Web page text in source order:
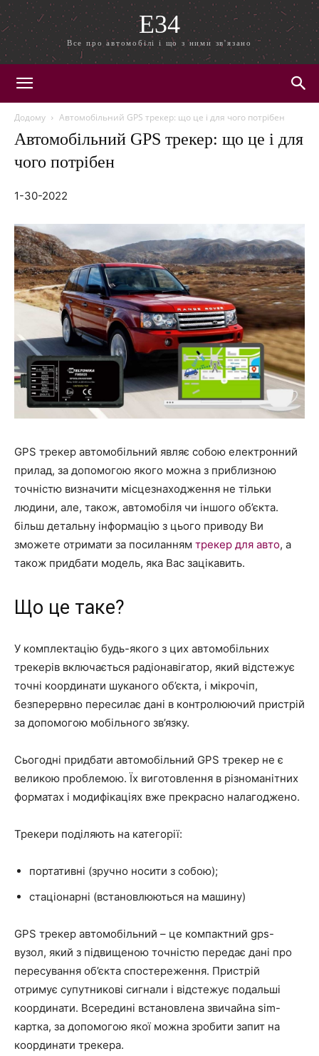
E34
Все про автомобілі і що з ними зв'язано
Додому Автомобільний GPS трекер: що це і для чого потрібен
Автомобільний GPS трекер: що це і для
чого потрібен
1-30-2022
GPS трекер автомобільний являє собою електронний
прилад, за допомогою якого можна з приблизною
точністю визначити місцезнаходження не тільки
людини, але, також, автомобіля чи іншого об’єкта.
більш детальну інформацію з цього приводу Ви
зможете отримати за посиланням трекер для авто, а
також придбати модель, яка Вас зацікавить.
Що це таке?
У комплектацію будь-якого з цих автомобільних
трекерів включається радіонавігатор, який відстежує
точні координати шуканого об’єкта, і мікрочіп,
безперервно пересилає дані в контролюючий пристрій
за допомогою мобільного зв’язку.
Сьогодні придбати автомобільний GPS трекер не є
великою проблемою. Їх виготовлення в різноманітних
форматах і модифікаціях вже прекрасно налагоджено.
Трекери поділяють на категорії:
портативні (зручно носити з собою);
стаціонарні (встановлюються на машину)
GPS трекер автомобільний – це компактний gps-
вузол, який з підвищеною точністю передає дані про
пересування об’єкта спостереження. Пристрій
отримує супутникові сигнали і відстежує подальші
координати. Всередині встановлена звичайна sim-
картка, за допомогою якої можна зробити запит на
координати трекера.